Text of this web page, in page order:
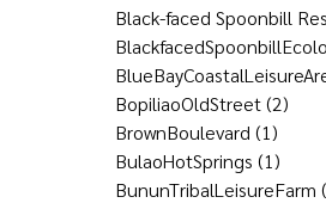
Black-faced Spoonbill
BopiliaoOldStreet(2)
BrownBoulevard (1)
BulaoHotSprings (1)
BununTribalLeisureFarm